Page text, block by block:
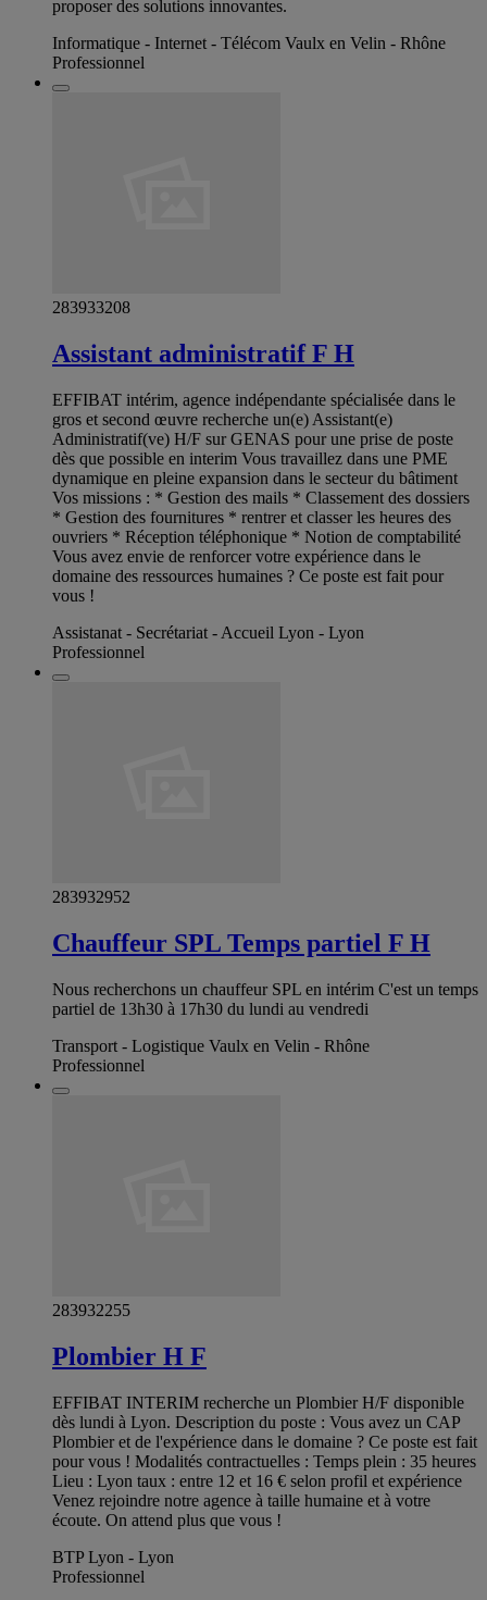
proposer des solutions innovantes.
Informatique - Internet - Télécom Vaulx en Velin - Rhône
Professionnel
283933208
Assistant administratif F H
EFFIBAT intérim, agence indépendante spécialisée dans le
gros et second œuvre recherche un(e) Assistant(e)
Administratif(ve) H/F sur GENAS pour une prise de poste
dès que possible en interim Vous travaillez dans une PME
dynamique en pleine expansion dans le secteur du bâtiment
Vos missions : * Gestion des mails * Classement des dossiers
* Gestion des fournitures * rentrer et classer les heures des
ouvriers * Réception téléphonique * Notion de comptabilité
Vous avez envie de renforcer votre expérience dans le
domaine des ressources humaines ? Ce poste est fait pour
vous !
Assistanat - Secrétariat - Accueil Lyon - Lyon
Professionnel
283932952
Chauffeur SPL Temps partiel F H
Nous recherchons un chauffeur SPL en intérim C'est un temps
partiel de 13h30 à 17h30 du lundi au vendredi
Transport - Logistique Vaulx en Velin - Rhône
Professionnel
283932255
Plombier H F
EFFIBAT INTERIM recherche un Plombier H/F disponible
dès lundi à Lyon. Description du poste : Vous avez un CAP
Plombier et de l'expérience dans le domaine ? Ce poste est fait
pour vous ! Modalités contractuelles : Temps plein : 35 heures
Lieu : Lyon taux : entre 12 et 16 € selon profil et expérience
Venez rejoindre notre agence à taille humaine et à votre
écoute. On attend plus que vous !
BTP Lyon - Lyon
Professionnel